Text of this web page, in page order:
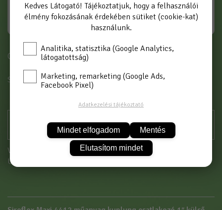
Cikkszám: 4412
SZÍN SZÜRKE
Vásárláshoz kérjük jelentkezzen be!
Új partnerként
Kedves Látogató! Tájékoztatjuk, hogy a felhasználói
élmény fokozásának érdekében sütiket (cookie-kat)
használunk.
Analitika, statisztika (Google Analytics,
látogatottság)
Marketing, remarketing (Google Ads,
Facebook Pixel)
Adatkezelési tájékoztató
Mindet elfogadom Mentés
Elutasítom mindet